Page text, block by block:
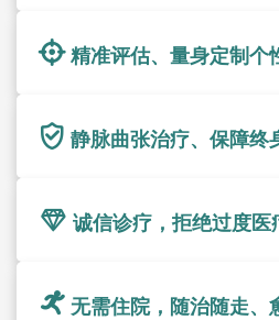
精准评估、量身定制个
静脉曲张治疗、保障终
诚信诊疗，拒绝过度医
无需住院，随治随走、